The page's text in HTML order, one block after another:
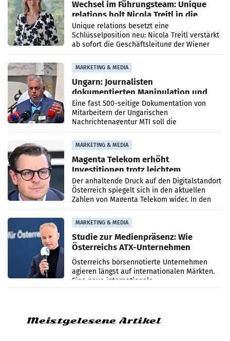
Wechsel im Führungsteam: Unique
relations holt Nicola Treitl in die
Geschäftsleitung
Unique relations besetzt eine
Schlüsselposition neu: Nicola Treitl verstärkt
ab sofort die Geschäftsleitung der Wiener
PR-Agentur an der Seite von Josef Kalina und
Anna Kalina-Mahr.
MARKETING & MEDIA
Ungarn: Journalisten
dokumentierten Manipulation und
Zensur
Eine fast 500-seitige Dokumentation von
Mitarbeitern der Ungarischen
Nachrichtenagentur MTI soll die
systematische Nachrichten-Manipulation und
Zensur bei der Agentur während der Zeit
MARKETING & MEDIA
Magenta Telekom erhöht
Investitionen trotz leichtem
Umsatzrückgang
Der anhaltende Druck auf den Digitalstandort
Österreich spiegelt sich in den aktuellen
Zahlen von Magenta Telekom wider. In den
ersten sechs Monaten des laufenden Jahres
verzeichnete
MARKETING & MEDIA
Studie zur Medienpräsenz: Wie
Österreichs ATX-Unternehmen
international wahrgenommen
werden
Österreichs börsennotierte Unternehmen
agieren längst auf internationalen Märkten.
Eine neue internationale
Medienresonanzanalyse untersucht die
Meistgelesene Artikel